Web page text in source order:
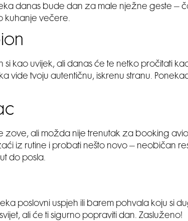
danas bude dan za male nježne geste –
kuhanje večere.
si kao uvijek, ali danas će te netko pročitati
vide tvoju autentičnu, iskrenu stranu.
zove, ali možda nije trenutak za booking
iz rutine i probati nešto novo – neobičan
do posla.
poslovni uspjeh ili barem pohvala koju si
ali će ti sigurno popraviti dan. Zasluženo!